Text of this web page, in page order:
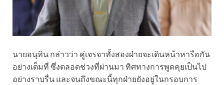
นายอนุทิน กล่าวว่า คู่เจรจาทั้งสองฝ่ายจะเดินหน้าหารือกัน
อย่างเต็มที่ ซึ่งตลอดช่วงที่ผ่านมา ทิศทางการพูดคุยเป็นไป
อย่างราบรื่น และจนถึงขณะนี้ทุกฝ่ายยังอยู่ในกรอบการ